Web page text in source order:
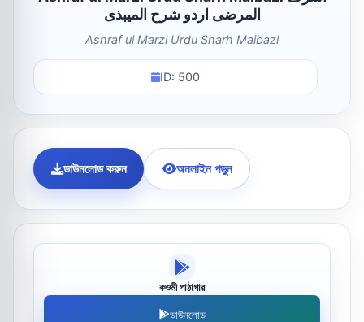
المرضی اردو شرح المیبذی
Ashraf ul Marzi Urdu Sharh Maibazi
ID: 500
ডাউনলোড করুন অনলাইন পড়ুন
কওমী পাঠাগার
ডাউনলোড